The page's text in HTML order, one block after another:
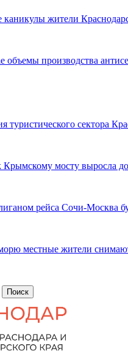
жители
объемы производства
туристического сектора
Крымскому мосту выросла
рейса Сочи-Москва
местные жители